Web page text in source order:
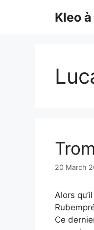
Kleo
20 March
Alors
Ce